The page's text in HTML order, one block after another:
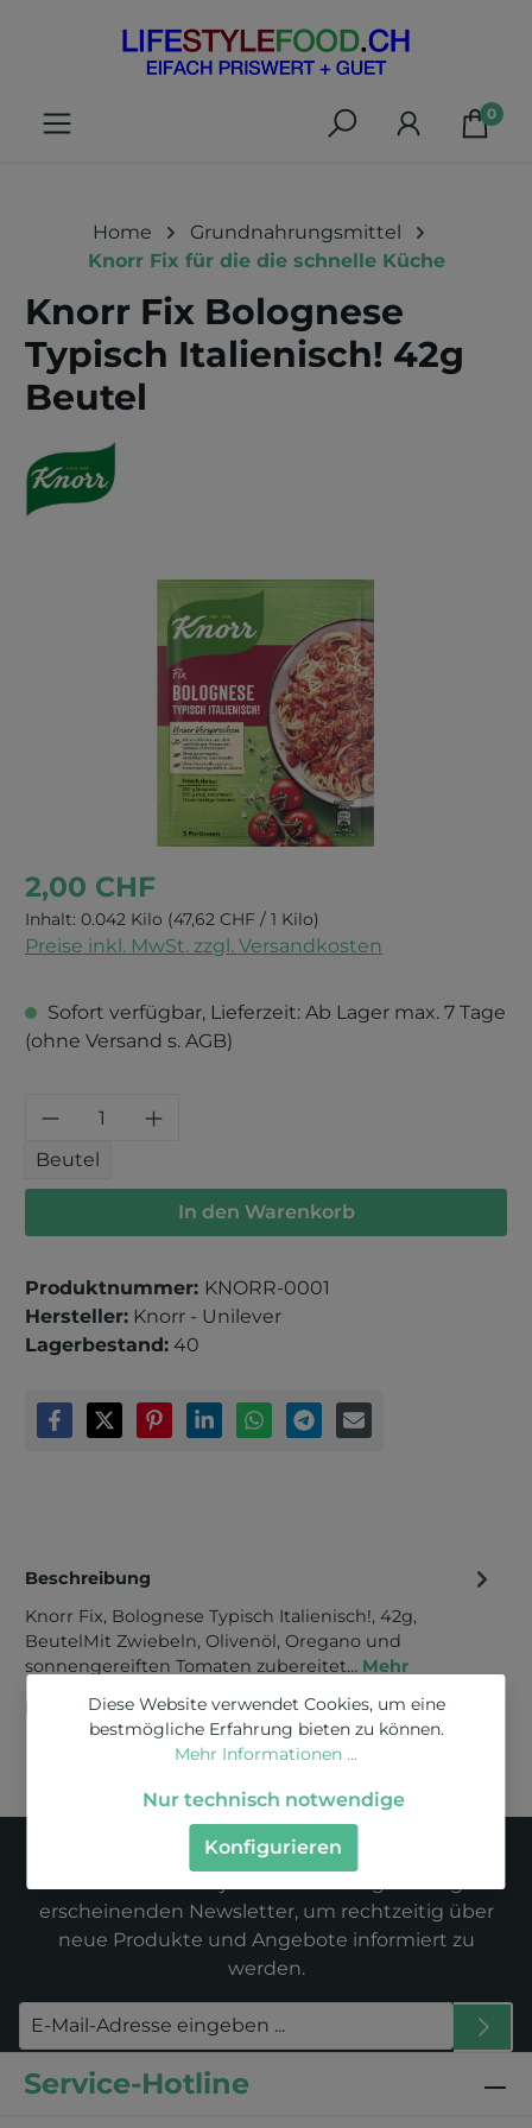
springen
0
Home
Grundnahrungsmittel
Knorr Fix für die die schnelle Küche
Knorr Fix Bolognese
Typisch Italienisch! 42g
Beutel
Bildergalerie überspringen
2,00 CHF
Inhalt: 0.042 Kilo (47,62 CHF / 1 Kilo)
Preise inkl. MwSt. zzgl. Versandkosten
Sofort verfügbar, Lieferzeit: Ab Lager max. 7 Tage
(ohne Versand s. AGB)
Produkt Anzahl: Gib den
Beutel
In den Warenkorb
Produktnummer: KNORR-0001
Hersteller: Knorr - Unilever
Lagerbestand: 40
Beschreibung
Knorr Fix, Bolognese Typisch Italienisch!, 42g,
BeutelMit Zwiebeln, Olivenöl, Oregano und
sonnengereiften Tomaten zubereitet… Mehr
Bewertungen
Newsletter
erscheinenden Newsletter, um rechtzeitig über
neue Produkte und Angebote informiert zu
werden.
Service-Hotline
Diese Website verwendet Cookies, um eine
bestmögliche Erfahrung bieten zu können.
Mehr Informationen ...
Nur technisch notwendige
Konfigurieren